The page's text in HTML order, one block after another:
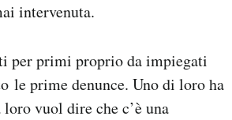
intervenuta.
per primi proprio da impiegati
le prime denunce. Uno di loro ha
vuol dire che c’è una